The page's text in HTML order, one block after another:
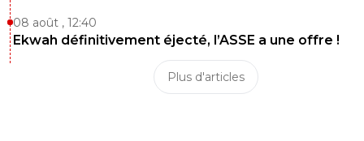
08 août , 12:40
Ekwah définitivement éjecté, l’ASSE a une offre !
Plus d'articles